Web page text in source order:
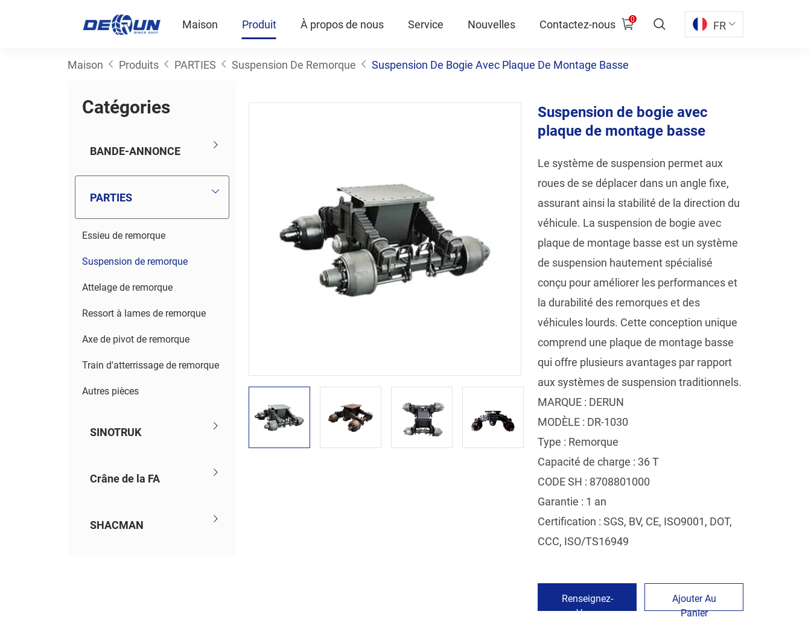
Maison Produit À propos de nous Service Nouvelles Contactez-nous 0 FR
Maison Produits PARTIES Suspension De Remorque Suspension De Bogie Avec Plaque De Montage Basse
Catégories
BANDE-ANNONCE
PARTIES
Essieu de remorque
Suspension de remorque
Attelage de remorque
Ressort à lames de remorque
Axe de pivot de remorque
Train d'atterrissage de remorque
Autres pièces
SINOTRUK
Crâne de la FA
SHACMAN
Suspension de bogie avec
plaque de montage basse
Le système de suspension permet aux
roues de se déplacer dans un angle fixe,
assurant ainsi la stabilité de la direction du
véhicule. La suspension de bogie avec
plaque de montage basse est un système
de suspension hautement spécialisé
conçu pour améliorer les performances et
la durabilité des remorques et des
véhicules lourds. Cette conception unique
comprend une plaque de montage basse
qui offre plusieurs avantages par rapport
aux systèmes de suspension traditionnels.
MARQUE : DERUN
MODÈLE : DR-1030
Type : Remorque
Capacité de charge : 36 T
CODE SH : 8708801000
Garantie : 1 an
Certification : SGS, BV, CE, ISO9001, DOT,
CCC, ISO/TS16949
Renseignez-
Vous
Ajouter Au
Panier